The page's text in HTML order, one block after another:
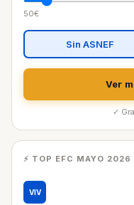
50€
Sin ASNEF
Ver
✓
⚡ TOP EFC MAYO 2026
VIV